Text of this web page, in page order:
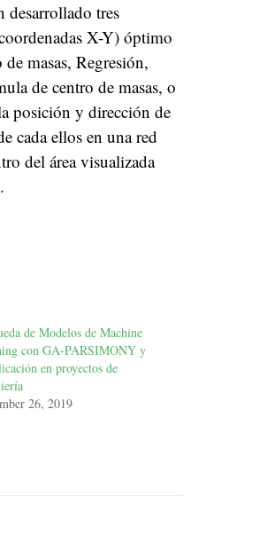
desarrollado tres
X-Y) óptimo
masas, Regresión,
de centro de masas, o
posición y dirección de
cada ellos en una red
del área visualizada
de Modelos de Machine
con GA-PARSIMONY y
en proyectos de
26, 2019